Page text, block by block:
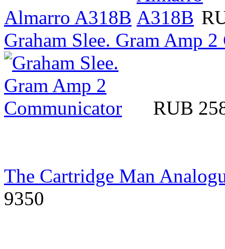
Almarro A318B
Graham Slee. Gram Amp
RUB
The Cartridge Man
9350